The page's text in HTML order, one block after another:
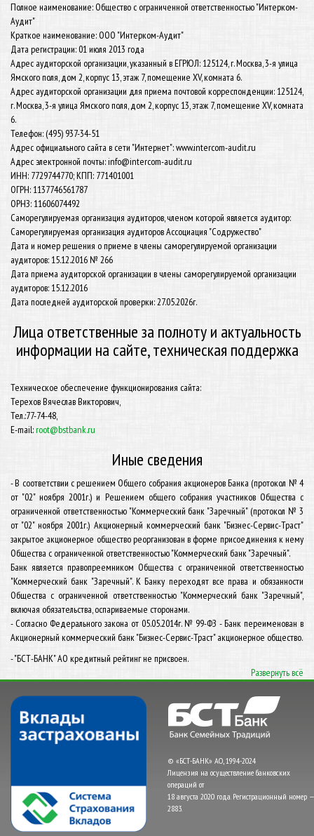
Полное наименование: Общество с ограниченной ответственностью "Интерком-
Аудит"
Краткое наименование: ООО "Интерком-Аудит"
Дата регистрации: 01 июля 2013 года
Адрес аудиторской организации, указанный в ЕГРЮЛ: 125124, г. Москва, 3-я улица
Ямского поля, дом 2, корпус 13, этаж 7, помещение XV, комната 6.
Адрес аудиторской организации для приема почтовой корреспонденции: 125124,
г. Москва, 3-я улица Ямского поля, дом 2, корпус 13, этаж 7, помещение XV, комната
6.
Телефон: (495) 937-34-51
Адрес официального сайта в сети "Интернет": www.intercom-audit.ru
Адрес электронной почты: info@intercom-audit.ru
ИНН: 7729744770; КПП: 771401001
ОГРН: 1137746561787
ОРНЗ: 11606074492
Саморегулируемая организация аудиторов, членом которой является аудитор:
Саморегулируемая организация аудиторов Ассоциация "Содружество"
Дата и номер решения о приеме в члены саморегулируемой организации
аудиторов: 15.12.2016 № 266
Дата приема аудиторской организации в члены саморегулируемой организации
аудиторов: 15.12.2016
Дата последней аудиторской проверки: 27.05.2026г.
Лица ответственные за полноту и актуальность
информации на сайте, техническая поддержка
Техническое обеспечение функционирования сайта:
Терехов Вячеслав Викторович,
Тел.:77-74-48,
E-mail:root@bstbank.ru
Иные сведения
- В соответствии с решением Общего собрания акционеров Банка (протокол № 4
от "02" ноября 2001г.) и Решением общего собрания участников Общества с
ограниченной ответственностью "Коммерческий банк "Заречный" (протокол № 3
от "02" ноября 2001г.) Акционерный коммерческий банк "Бизнес-Сервис-Траст"
закрытое акционерное общество реорганизован в форме присоединения к нему
Общества с ограниченной ответственностью "Коммерческий банк "Заречный".
Банк является правопреемником Общества с ограниченной ответственностью
"Коммерческий банк "Заречный". К Банку переходят все права и обязанности
Общества с ограниченной ответственностью "Коммерческий банк "Заречный",
включая обязательства, оспариваемые сторонами.
- Согласно Федерального закона от 05.05.2014г. № 99-ФЗ - Банк переименован в
Акционерный коммерческий банк "Бизнес-Сервис-Траст" акционерное общество.
- "БСТ-БАНК" АО кредитный рейтинг не присвоен.
Развернуть всё
© «БСТ-БАНК» АО, 1994-2024
Лицензия на осуществление банковских
операций от
18 августа 2020 года. Регистрационный номер —
2883.